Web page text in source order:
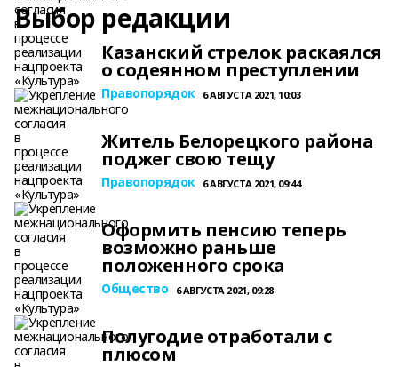
Выбор редакции
Казанский стрелок раскаялся
о содеянном преступлении
Правопорядок 6 АВГУСТА 2021, 10:03
Житель Белорецкого района
поджег свою тещу
Правопорядок 6 АВГУСТА 2021, 09:44
Оформить пенсию теперь
возможно раньше
положенного срока
Общество 6 АВГУСТА 2021, 09:28
Полугодие отработали с
плюсом